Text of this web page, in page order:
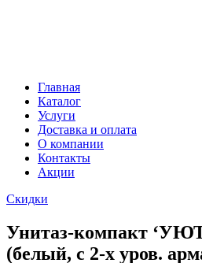
Главная
Каталог
Услуги
Доставка и оплата
О компании
Контакты
Акции
Скидки
Унитаз-компакт
(белый, с 2-х уров.